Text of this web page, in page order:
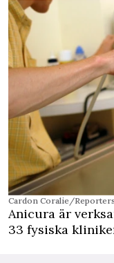
Cardon Coralie/
Anicura är
33 fysiska